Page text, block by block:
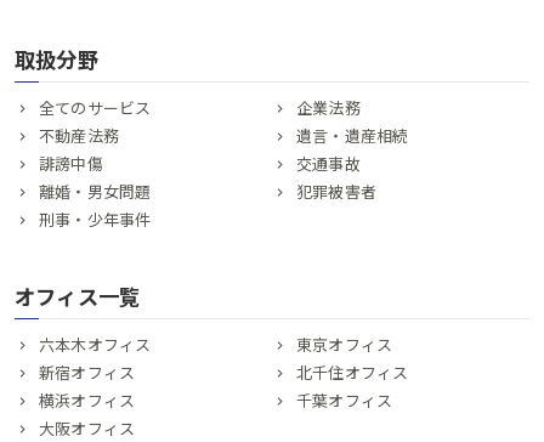
取扱分野
全てのサービス
企業法務
不動産法務
遺言・遺産相続
誹謗中傷
交通事故
離婚・男女問題
犯罪被害者
刑事・少年事件
オフィス一覧
六本木オフィス
東京オフィス
新宿オフィス
北千住オフィス
横浜オフィス
千葉オフィス
大阪オフィス